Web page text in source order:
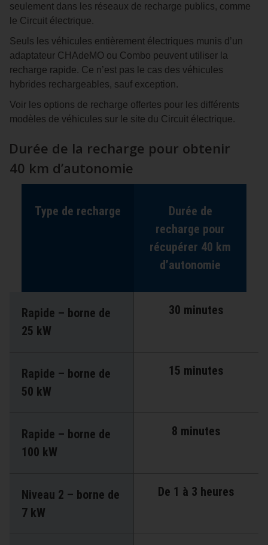
seulement dans les réseaux de recharge publics, comme
le Circuit électrique.
Seuls les véhicules entièrement électriques munis d’un
adaptateur CHAdeMO ou Combo peuvent utiliser la
recharge rapide. Ce n’est pas le cas des véhicules
hybrides rechargeables, sauf exception.
Voir les options de recharge offertes pour les différents
modèles de véhicules sur le site du Circuit électrique.
Durée de la recharge pour obtenir
40 km d’autonomie
Type de recharge
Durée de
recharge pour
récupérer 40 km
d’autonomie
Rapide – borne de
25 kW
30 minutes
Rapide – borne de
50 kW
15 minutes
Rapide – borne de
100 kW
8 minutes
Niveau 2 – borne de
7 kW
De 1 à 3 heures